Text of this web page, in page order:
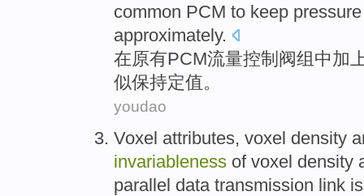
common PCM to keep pressure
approximately.
在原有PCM流量控制阀组中加
似保持定值。
youdao
Voxel attributes, voxel density
invariableness of voxel density
parallel data transmission link